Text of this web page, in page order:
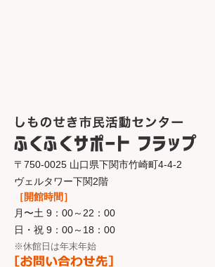
〒750-0025 山口県下関市竹崎町4-4-2
ヴェルタワー下関2階
［開館時間］
月〜土 9：00～22：00
日・祝 9：00～18：00
※休館日は年末年始